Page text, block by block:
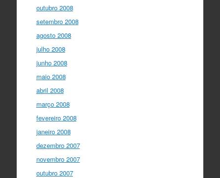
outubro 2008
setembro 2008
agosto 2008
julho 2008
junho 2008
maio 2008
abril 2008
março 2008
fevereiro 2008
janeiro 2008
dezembro 2007
novembro 2007
outubro 2007